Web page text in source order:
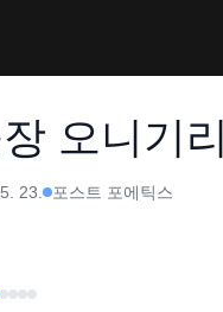
오니기
23. 포스트 포에틱스